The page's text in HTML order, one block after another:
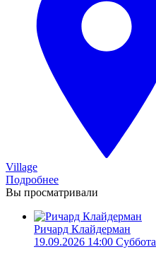
Village
Подробнее
Вы просматривали
Ричард Клайдерман
19.09.2026 14:00 Суббота